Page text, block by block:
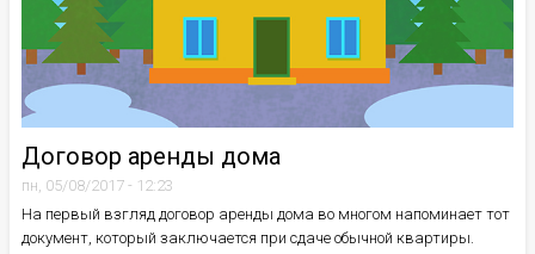
Договор аренды дома
пн, 05/08/2017 - 12:23
На первый взгляд договор аренды дома во многом напоминает тот
документ, который заключается при сдаче обычной квартиры.